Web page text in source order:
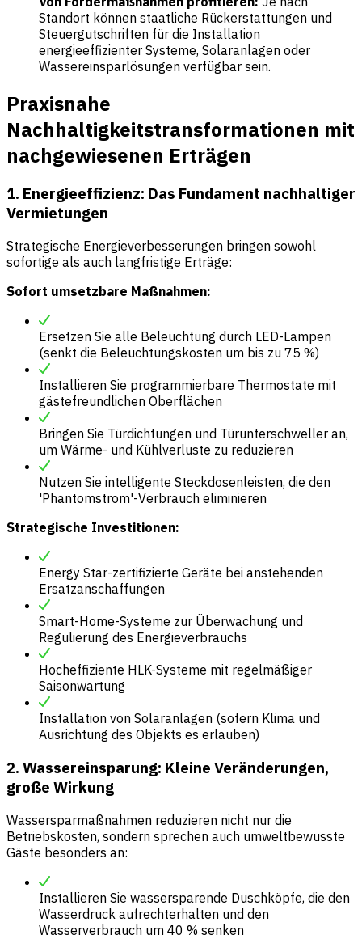
Standort können staatliche Rückerstattungen und
Steuergutschriften für die Installation
energieeffizienter Systeme, Solaranlagen oder
Wassereinsparlösungen verfügbar sein.
Praxisnahe
Nachhaltigkeitstransformationen mit
nachgewiesenen Erträgen
1. Energieeffizienz: Das Fundament nachhaltiger
Vermietungen
Strategische Energieverbesserungen bringen sowohl
sofortige als auch langfristige Erträge:
Sofort umsetzbare Maßnahmen:
Ersetzen Sie alle Beleuchtung durch LED-Lampen
(senkt die Beleuchtungskosten um bis zu 75 %)
Installieren Sie programmierbare Thermostate mit
gästefreundlichen Oberflächen
Bringen Sie Türdichtungen und Türunterschweller an,
um Wärme- und Kühlverluste zu reduzieren
Nutzen Sie intelligente Steckdosenleisten, die den
'Phantomstrom'-Verbrauch eliminieren
Strategische Investitionen:
Energy Star-zertifizierte Geräte bei anstehenden
Ersatzanschaffungen
Smart-Home-Systeme zur Überwachung und
Regulierung des Energieverbrauchs
Hocheffiziente HLK-Systeme mit regelmäßiger
Saisonwartung
Installation von Solaranlagen (sofern Klima und
Ausrichtung des Objekts es erlauben)
2. Wassereinsparung: Kleine Veränderungen,
große Wirkung
Wassersparmaßnahmen reduzieren nicht nur die
Betriebskosten, sondern sprechen auch umweltbewusste
Gäste besonders an:
Installieren Sie wassersparende Duschköpfe, die den
Wasserdruck aufrechterhalten und den
Wasserverbrauch um 40 % senken